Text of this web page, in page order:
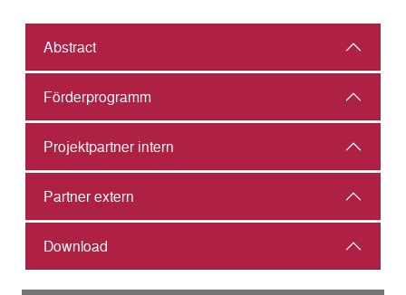
Abstract
Förderprogramm
Projektpartner intern
Partner extern
Download